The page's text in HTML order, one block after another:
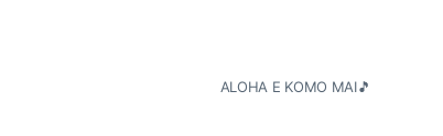
ALOHA E KOMO MAI🎵